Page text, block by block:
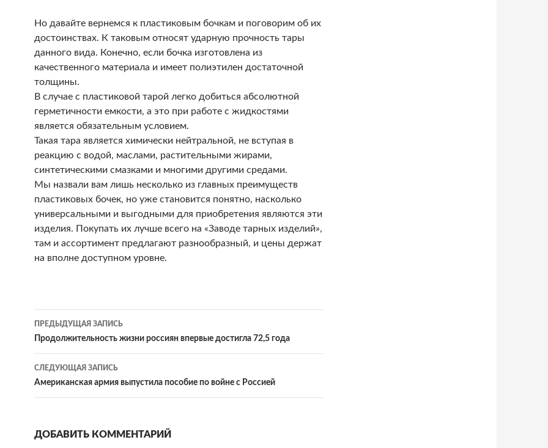
Но давайте вернемся к пластиковым бочкам и поговорим об их
достоинствах. К таковым относят ударную прочность тары
данного вида. Конечно, если бочка изготовлена из
качественного материала и имеет полиэтилен достаточной
толщины.
В случае с пластиковой тарой легко добиться абсолютной
герметичности емкости, а это при работе с жидкостями
является обязательным условием.
Такая тара является химически нейтральной, не вступая в
реакцию с водой, маслами, растительными жирами,
синтетическими смазками и многими другими средами.
Мы назвали вам лишь несколько из главных преимуществ
пластиковых бочек, но уже становится понятно, насколько
универсальными и выгодными для приобретения являются эти
изделия. Покупать их лучше всего на «Заводе тарных изделий»,
там и ассортимент предлагают разнообразный, и цены держат
на вполне доступном уровне.
Навигация
по
записям
ПРЕДЫДУЩАЯ ЗАПИСЬ
Продолжительность жизни россиян впервые достигла 72,5 года
СЛЕДУЮЩАЯ ЗАПИСЬ
Американская армия выпустила пособие по войне с Россией
ДОБАВИТЬ КОММЕНТАРИЙ